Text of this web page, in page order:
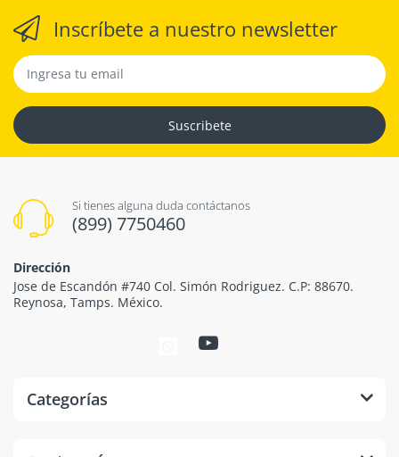
Inscríbete a nuestro newsletter
Suscribete
Si tienes alguna duda contáctanos
(899) 7750460
Dirección
Jose de Escandón #740 Col. Simón Rodriguez. C.P: 88670.
Reynosa, Tamps. México.
Categorías